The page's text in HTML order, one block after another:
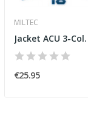
MILTEC
€25.95